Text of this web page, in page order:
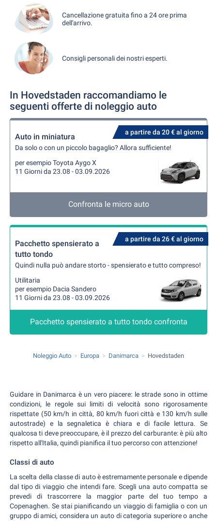
Cancellazione gratuita fino a 24 ore prima
dell'arrivo.
Consigli personali dei nostri esperti.
In Hovedstaden raccomandiamo le
seguenti offerte di noleggio auto
a partire da 20 € al giorno
Auto in miniatura
Da solo o con un piccolo bagaglio? Allora sufficiente!
per esempio Toyota Aygo X
11 Giorni da 23.08 - 03.09.2026
Confronta le micro auto
a partire da 26 € al giorno
Pacchetto spensierato a
tutto tondo
Quindi nulla può andare storto - spensierato e tutto compreso!
Utilitaria
per esempio Dacia Sandero
11 Giorni da 23.08 - 03.09.2026
Pacchetto spensierato a tutto tondo confronta
Noleggio Auto Europa Danimarca Hovedstaden
Guidare in Danimarca è un vero piacere: le strade sono in ottime
condizioni, le regole sui limiti di velocità sono rigorosamente
rispettate (50 km/h in città, 80 km/h fuori città e 130 km/h sulle
autostrade) e la segnaletica è chiara e di facile lettura. Se
qualcosa ti deve preoccupare, è il prezzo del carburante: è più alto
rispetto all'Italia, quindi pianifica il tuo percorso con attenzione!
Classi di auto
La scelta della classe di auto è estremamente personale e dipende
dal tipo di viaggio che intendi fare. Scegli una auto compatta se
prevedi di trascorrere la maggior parte del tuo tempo a
Copenaghen. Se stai pianificando un viaggio di famiglia o con un
gruppo di amici, considera un auto di categoria superiore o anche